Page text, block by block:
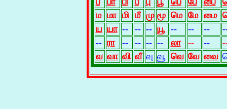
ம மா மி மீ மு மூ மெ மே மை
ய யா -- -- -- யூ -- -- --
-- ரா -- -- -- -- லா -- --
வ வா வி வீ வு வூ வெ வே வை